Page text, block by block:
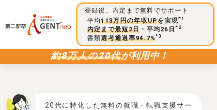
登録後、内定まで無料でサポート
平均113万円の年収UPを実現*1
内定まで最短2日 ・平均26日*2
書類選考通過率94.7%*3
約8万人の20代が利用中！
20代に特化した無料の就職・転職支援サー